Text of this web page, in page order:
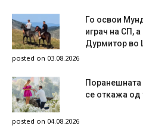
Го освои
играч на СП,
Дурмитор во
posted on 03.08.2026
се откажа од
posted on 04.08.2026